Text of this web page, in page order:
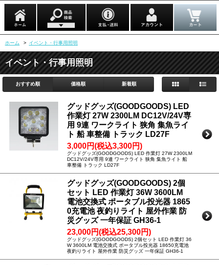
ホーム > イベント・行事用照明
イベント・行事用照明
おすすめ順 価格順 新着順
グッドグッズ(GOODGOODS) LED
作業灯 27W 2300LM DC12V/24V専
用 9連 ワークライト 狭角 集魚ライ
ト 船 車整備 トラック LD27F
3,000円(税込3,300円)
グッドグッズ(GOODGOODS) LED 作業灯 27W 2300LM
DC12V/24V専用 9連 ワークライト 狭角 集魚ライト 船
車整備 トラック LD27F
グッドグッズ(GOODGOODS) 2個
セット LED 作業灯 36W 3600LM
電池交換式 ポータブル投光器 1865
0充電池 夜釣りライト 屋外作業 防
災グッズ 一年保証 GH36-1
23,000円(税込25,300円)
グッドグッズ(GOODGOODS) 2個セット LED 作業灯 36
W 3600LM 電池交換式 ポータブル投光器 18650充電池
夜釣りライト 屋外作業 防災グッズ 一年保証 GH36-1